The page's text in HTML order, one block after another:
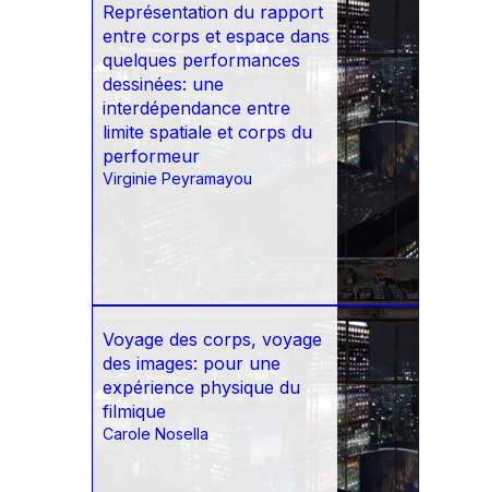
Représentation du rapport
entre corps et espace dans
quelques performances
dessinées: une
interdépendance entre
limite spatiale et corps du
performeur
Virginie Peyramayou
Voyage des corps, voyage
des images: pour une
expérience physique du
filmique
Carole Nosella